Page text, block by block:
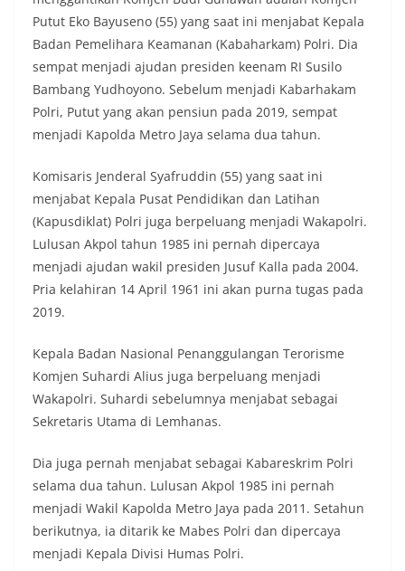
Putut Eko Bayuseno (55) yang saat ini menjabat Kepala
Badan Pemelihara Keamanan (Kabaharkam) Polri. Dia
sempat menjadi ajudan presiden keenam RI Susilo
Bambang Yudhoyono. Sebelum menjadi Kabarhakam
Polri, Putut yang akan pensiun pada 2019, sempat
menjadi Kapolda Metro Jaya selama dua tahun.
Komisaris Jenderal Syafruddin (55) yang saat ini
menjabat Kepala Pusat Pendidikan dan Latihan
(Kapusdiklat) Polri juga berpeluang menjadi Wakapolri.
Lulusan Akpol tahun 1985 ini pernah dipercaya
menjadi ajudan wakil presiden Jusuf Kalla pada 2004.
Pria kelahiran 14 April 1961 ini akan purna tugas pada
2019.
Kepala Badan Nasional Penanggulangan Terorisme
Komjen Suhardi Alius juga berpeluang menjadi
Wakapolri. Suhardi sebelumnya menjabat sebagai
Sekretaris Utama di Lemhanas.
Dia juga pernah menjabat sebagai Kabareskrim Polri
selama dua tahun. Lulusan Akpol 1985 ini pernah
menjadi Wakil Kapolda Metro Jaya pada 2011. Setahun
berikutnya, ia ditarik ke Mabes Polri dan dipercaya
menjadi Kepala Divisi Humas Polri.